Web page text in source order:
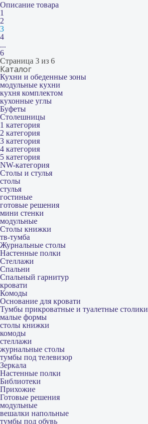
Описание товара
1
2
3
4
...
6
Страница 3 из 6
Каталог
Кухни и обеденные зоны
модульные кухни
кухня комплектом
кухонные углы
Буфеты
Столешницы
1 категория
2 категория
3 категория
4 категория
5 категория
NW-категория
Столы и стулья
столы
стулья
гостиные
готовые решения
мини стенки
модульные
Столы книжки
тв-тумба
Журнальные столы
Настенные полки
Стеллажи
Спальни
Спальный гарнитур
кровати
Комоды
Основание для кровати
Тумбы прикроватные и туалетные столики
малые формы
столы книжки
комоды
стеллажи
журнальные столы
тумбы под телевизор
Зеркала
Настенные полки
Библиотеки
Прихожие
Готовые решения
модульные
вешалки напольные
тумбы под обувь